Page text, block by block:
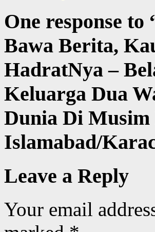
One response to
Bawa Berita,
HadratNya –
Keluarga Dua
Dunia Di Musim
Islamabad/
Leave a Reply
Your email